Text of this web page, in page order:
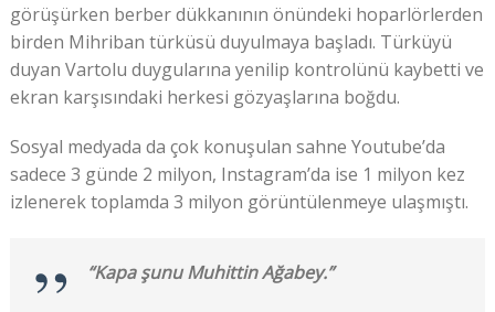
görüşürken berber dükkanının önündeki hoparlörlerden
birden Mihriban türküsü duyulmaya başladı. Türküyü
duyan Vartolu duygularına yenilip kontrolünü kaybetti ve
ekran karşısındaki herkesi gözyaşlarına boğdu.
Sosyal medyada da çok konuşulan sahne Youtube’da
sadece 3 günde 2 milyon, Instagram’da ise 1 milyon kez
izlenerek toplamda 3 milyon görüntülenmeye ulaşmıştı.
“Kapa şunu Muhittin Ağabey.”